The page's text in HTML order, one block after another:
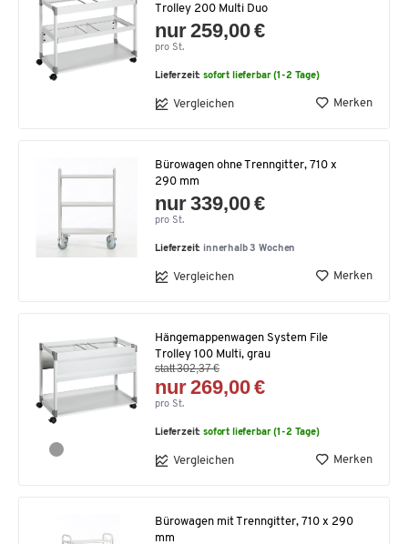
Trolley 200 Multi Duo
nur 259,00 €
pro St.
Lieferzeit:sofort lieferbar (1-2 Tage)
Vergleichen Merken
Bürowagen ohne Trenngitter, 710 x
290 mm
nur 339,00 €
pro St.
Lieferzeit: innerhalb 3 Wochen
Vergleichen Merken
Hängemappenwagen System File
Trolley 100 Multi, grau
statt 302,37 €
nur 269,00 €
pro St.
Lieferzeit:sofort lieferbar (1-2 Tage)
Vergleichen Merken
Bürowagen mit Trenngitter, 710 x 290
mm